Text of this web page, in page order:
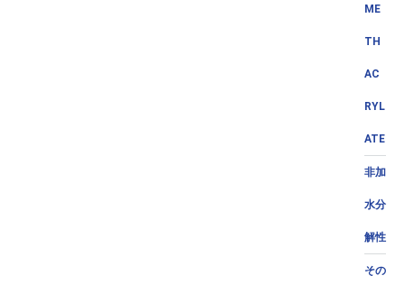
ME
TH
AC
RYL
ATE
非加
水分
解性
その